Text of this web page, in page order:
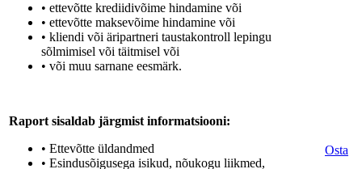
• ettevõtte krediidivõime hindamine või
• ettevõtte maksevõime hindamine või
• kliendi või äripartneri taustakontroll lepingu
sõlmimisel või täitmisel või
• või muu sarnane eesmärk.
Raport sisaldab järgmist informatsiooni:
• Ettevõtte üldandmed
• Esindusõigusega isikud, nõukogu liikmed,
Osta